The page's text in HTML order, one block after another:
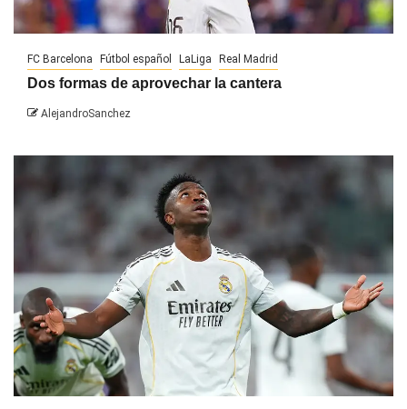
FC Barcelona Fútbol español LaLiga Real Madrid
Dos formas de aprovechar la cantera
AlejandroSanchez